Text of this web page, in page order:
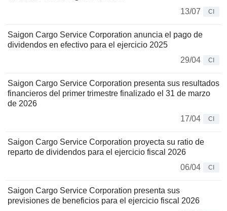
13/07
CI
Saigon Cargo Service Corporation anuncia el pago de
dividendos en efectivo para el ejercicio 2025
29/04
CI
Saigon Cargo Service Corporation presenta sus resultados
financieros del primer trimestre finalizado el 31 de marzo
de 2026
17/04
CI
Saigon Cargo Service Corporation proyecta su ratio de
reparto de dividendos para el ejercicio fiscal 2026
06/04
CI
Saigon Cargo Service Corporation presenta sus
previsiones de beneficios para el ejercicio fiscal 2026